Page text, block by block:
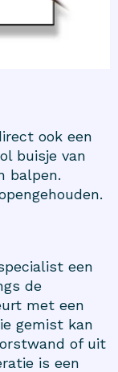
ook een
buisje van
balpen.
een
de
met een
gemist kan
of uit
is een